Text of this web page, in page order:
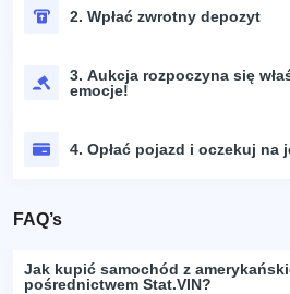
2. Wpłać zwrotny depozyt
3. Aukcja rozpoczyna się
emocje!
4. Opłać pojazd i oczekuj na
FAQ’s
Jak kupić samochód z
pośrednictwem Stat.VIN?